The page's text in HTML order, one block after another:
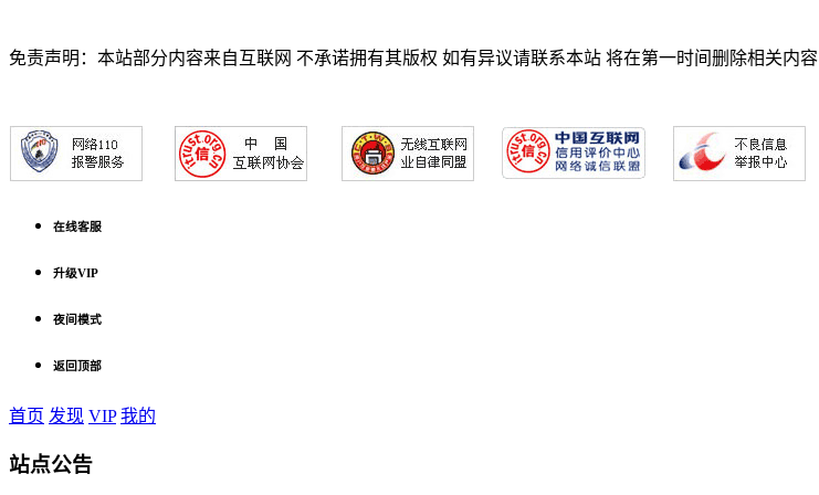
免责声明：本站部分内容来自互联网 不承诺拥有其版权 如有异议请联系本站 将在第一时间删除相关内容
在线客服
升级VIP
夜间模式
返回顶部
首页 发现 VIP 我的
站点公告